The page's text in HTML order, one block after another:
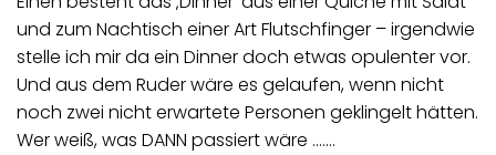
und zum Nachtisch einer Art Flutschfinger – irgendwie
stelle ich mir da ein Dinner doch etwas opulenter vor.
Und aus dem Ruder wäre es gelaufen, wenn nicht
noch zwei nicht erwartete Personen geklingelt hätten.
Wer weiß, was DANN passiert wäre ….…